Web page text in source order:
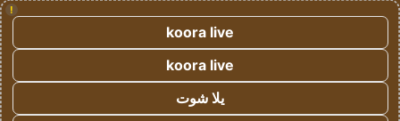
!
koora live
koora live
يلا شوت